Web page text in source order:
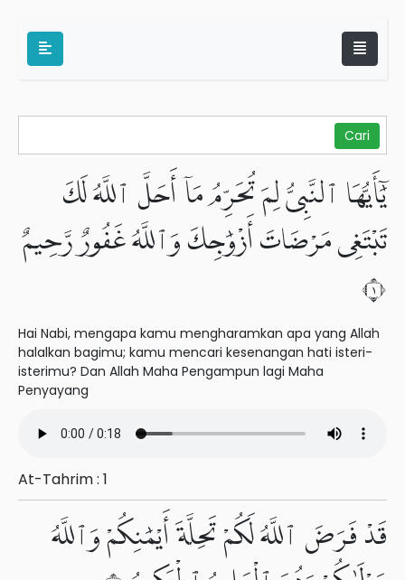
يَٰٓأَيُّهَا ٱلنَّبِىُّ لِمَ تُحَرِّمُ مَآ أَحَلَّ ٱللَّهُ لَكَ
تَبْتَغِى مَرْضَاتَ أَزْوَٰجِكَ وَٱللَّهُ غَفُورٌ رَّحِيمٌ
١
Hai Nabi, mengapa kamu mengharamkan apa yang Allah
halalkan bagimu; kamu mencari kesenangan hati isteri-
isterimu? Dan Allah Maha Pengampun lagi Maha
Penyayang
At-Tahrim : 1
قَدْ فَرَضَ ٱللَّهُ لَكُمْ تَحِلَّةَ أَيْمَٰنِكُمْ وَٱللَّهُ